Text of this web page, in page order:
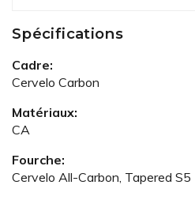
Spécifications
Cadre:
Cervelo Carbon
Matériaux:
CA
Fourche:
Cervelo All-Carbon, Tapered S5